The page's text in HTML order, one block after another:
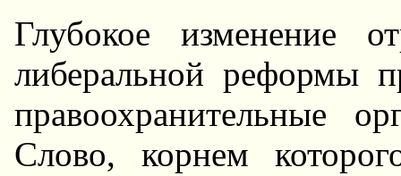
Глубокое изменение
либеральной реформы
правоохранительные
Слово, корнем